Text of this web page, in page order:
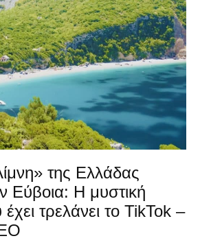
της Ελλάδας
Εύβοια: Η μυστική
τρελάνει το TikTok –